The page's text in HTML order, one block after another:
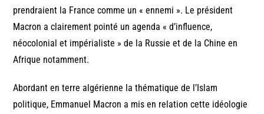
prendraient la France comme un « ennemi ». Le président
Macron a clairement pointé un agenda « d’influence,
néocolonial et impérialiste » de la Russie et de la Chine en
Afrique notamment.
Abordant en terre algérienne la thématique de l’Islam
politique, Emmanuel Macron a mis en relation cette idéologie